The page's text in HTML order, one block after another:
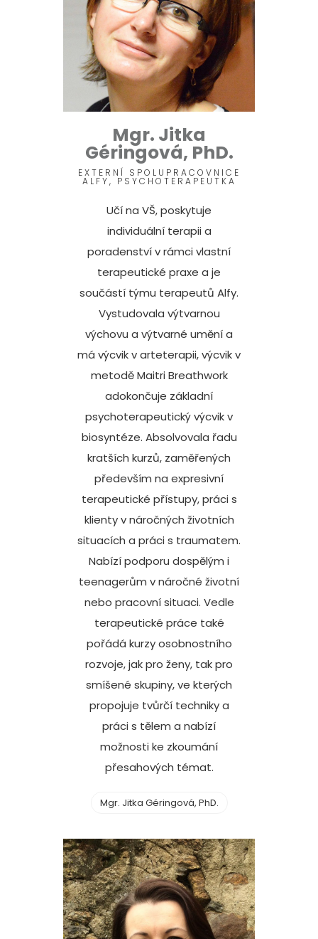
Mgr. Jitka
Géringová, PhD.
EXTERNÍ SPOLUPRACOVNICE
ALFY, PSYCHOTERAPEUTKA
Učí na VŠ, poskytuje
individuální terapii a
poradenství v rámci vlastní
terapeutické praxe a je
součástí týmu terapeutů Alfy.
Vystudovala výtvarnou
výchovu a výtvarné umění a
má výcvik v arteterapii, výcvik v
metodě Maitri Breathwork
adokončuje základní
psychoterapeutický výcvik v
biosyntéze. Absolvovala řadu
kratších kurzů, zaměřených
především na expresivní
terapeutické přístupy, práci s
klienty v náročných životních
situacích a práci s traumatem.
Nabízí podporu dospělým i
teenagerům v náročné životní
nebo pracovní situaci. Vedle
terapeutické práce také
pořádá kurzy osobnostního
rozvoje, jak pro ženy, tak pro
smíšené skupiny, ve kterých
propojuje tvůrčí techniky a
práci s tělem a nabízí
možnosti ke zkoumání
přesahových témat.
Mgr. Jitka Géringová, PhD.